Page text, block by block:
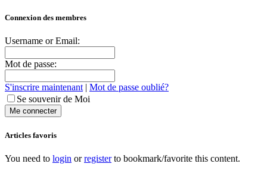
Connexion des membres
Username or Email:
Mot de passe:
S'inscrire maintenant | Mot de passe oublié?
Se souvenir de Moi
Articles favoris
You need to login orregisterto bookmark/favorite this content.